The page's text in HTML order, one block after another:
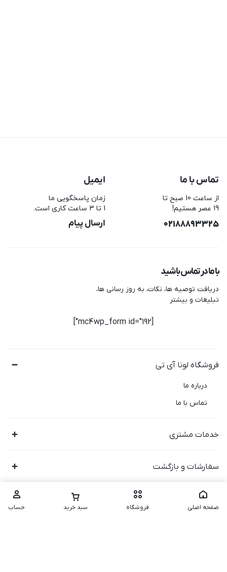
تماس با ما
از ساعت 10 صبح تا
19 عصر هستیم!
02188893325
ایمیل
زمان پاسخگویی ما
1 تا 3 ساعت کاری است.
ارسال پیام
با ما در تماس باشید
دریافت توصیه ها، نکات، به روز رسانی ها،
تبلیغات و بیشتر
[mc4wp_form id="192"]
فروشگاه لونا آی تی
درباره ما
تماس با ما
خدمات مشتری
سفارشات و بازگشت
صفحه اصلی فروشگاه سبد خرید حساب